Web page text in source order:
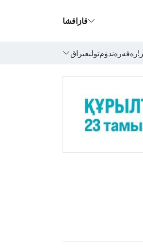
قازاقشا
رەفەرەندۋمتولىعىراق